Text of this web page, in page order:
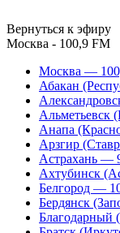
Вернуться к эфиру
Москва - 100,9 FM
Москва —
Абакан
Альметьевск
Анапа
Арзгир
Астрахань —
Ахтубинск
Белгород —
Бердянск
Благодарный